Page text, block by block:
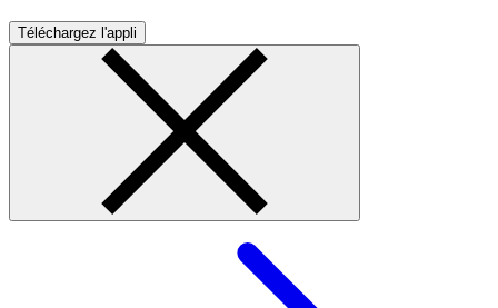
Téléchargez l'appli